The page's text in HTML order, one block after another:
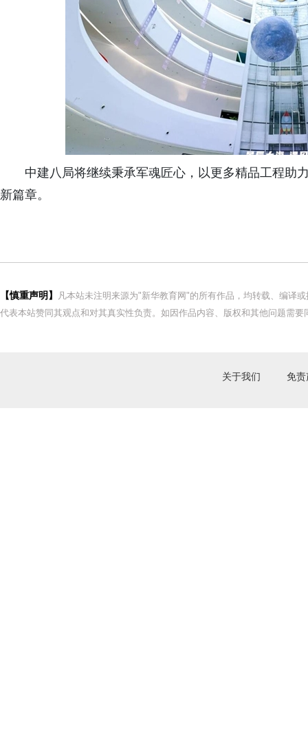
中建八局将继续秉承军魂匠心，以更多精品工程助
新篇章。
【慎重声明】
凡本站未注明来源为"新华教育网"的所有作品，均转载、编译
代表本站赞同其观点和对其真实性负责。如因作品内容、版权和其他问题需
关于我们 免责